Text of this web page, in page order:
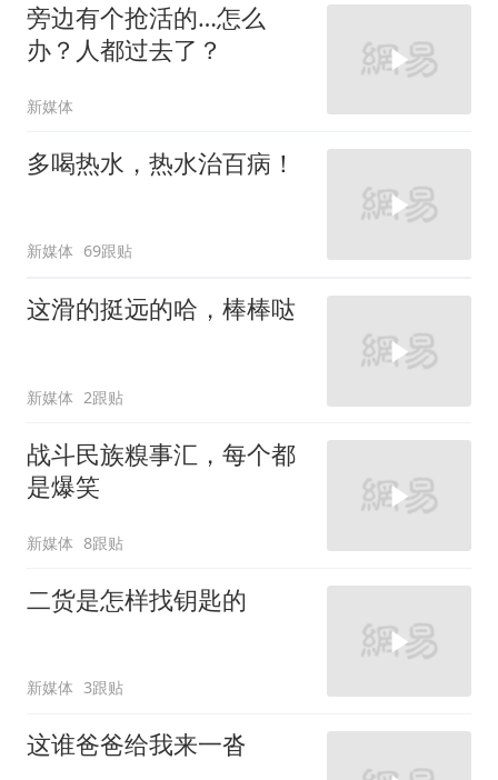
旁边有个抢活的…怎么
办？人都过去了？
新媒体
多喝热水，热水治百病！
新媒体 69跟贴
这滑的挺远的哈，棒棒哒
新媒体 2跟贴
战斗民族糗事汇，每个都
是爆笑
新媒体 8跟贴
二货是怎样找钥匙的
新媒体 3跟贴
这谁爸爸给我来一沓